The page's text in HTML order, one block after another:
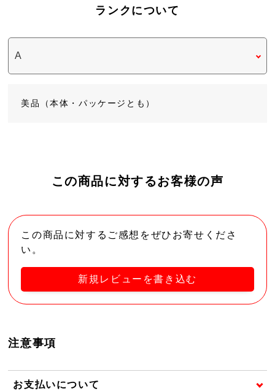
ランクについて
美品（本体・パッケージとも）
この商品に対するお客様の声
この商品に対するご感想をぜひお寄せくださ
い。
新規レビューを書き込む
注意事項
お支払いについて